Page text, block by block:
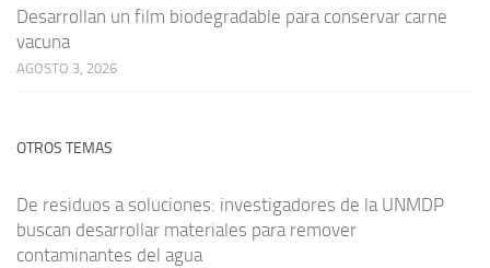
Desarrollan un film biodegradable para conservar carne
vacuna
AGOSTO 3, 2026
OTROS TEMAS
De residuos a soluciones: investigadores de la UNMDP
buscan desarrollar materiales para remover
contaminantes del agua